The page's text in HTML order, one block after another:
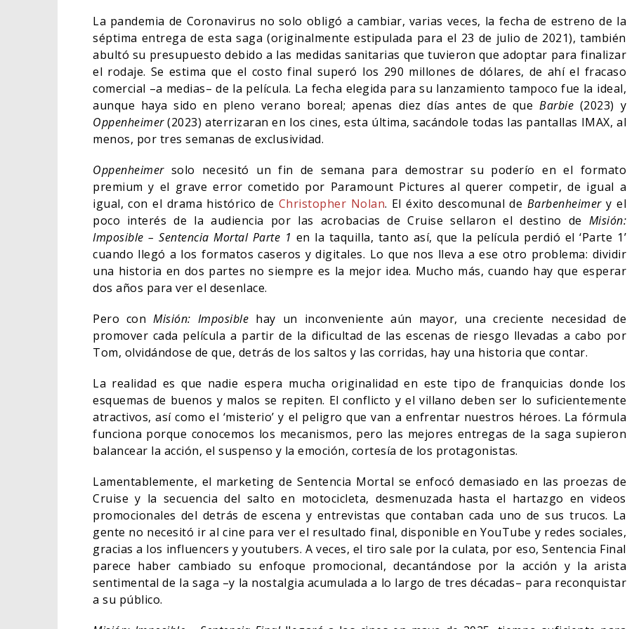
La pandemia de Coronavirus no solo obligó a cambiar, varias veces, la fecha de estreno de la
séptima entrega de esta saga (originalmente estipulada para el 23 de julio de 2021), también
abultó su presupuesto debido a las medidas sanitarias que tuvieron que adoptar para finalizar
el rodaje. Se estima que el costo final superó los 290 millones de dólares, de ahí el fracaso
comercial –a medias– de la película. La fecha elegida para su lanzamiento tampoco fue la ideal,
aunque haya sido en pleno verano boreal; apenas diez días antes de queBarbie (2023) y
Oppenheimer(2023) aterrizaran en los cines, esta última, sacándole todas las pantallas IMAX, al
menos, por tres semanas de exclusividad.
Oppenheimer solo necesitó un fin de semana para demostrar su poderío en el formato
premium y el grave error cometido por Paramount Pictures al querer competir, de igual a
igual, con el drama histórico de Christopher Nolan. El éxito descomunal de Barbenheimery el
poco interés de la audiencia por las acrobacias de Cruise sellaron el destino de Misión:
Imposible – Sentencia Mortal Parte 1 en la taquilla, tanto así, que la película perdió el ‘Parte 1’
cuando llegó a los formatos caseros y digitales. Lo que nos lleva a ese otro problema: dividir
una historia en dos partes no siempre es la mejor idea. Mucho más, cuando hay que esperar
dos años para ver el desenlace.
Pero conMisión: Imposible hay un inconveniente aún mayor, una creciente necesidad de
promover cada película a partir de la dificultad de las escenas de riesgo llevadas a cabo por
Tom, olvidándose de que, detrás de los saltos y las corridas, hay una historia que contar.
La realidad es que nadie espera mucha originalidad en este tipo de franquicias donde los
esquemas de buenos y malos se repiten. El conflicto y el villano deben ser lo suficientemente
atractivos, así como el ‘misterio’ y el peligro que van a enfrentar nuestros héroes. La fórmula
funciona porque conocemos los mecanismos, pero las mejores entregas de la saga supieron
balancear la acción, el suspenso y la emoción, cortesía de los protagonistas.
Lamentablemente, el marketing de Sentencia Mortal se enfocó demasiado en las proezas de
Cruise y la secuencia del salto en motocicleta, desmenuzada hasta el hartazgo en videos
promocionales del detrás de escena y entrevistas que contaban cada uno de sus trucos. La
gente no necesitó ir al cine para ver el resultado final, disponible en YouTube y redes sociales,
gracias a los influencers y youtubers. A veces, el tiro sale por la culata, por eso, Sentencia Final
parece haber cambiado su enfoque promocional, decantándose por la acción y la arista
sentimental de la saga –y la nostalgia acumulada a lo largo de tres décadas– para reconquistar
a su público.